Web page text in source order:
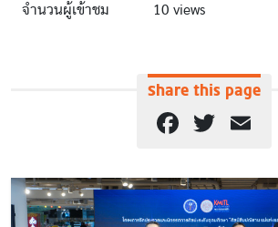
จำนวนผู้เข้าชม
10 views
Share this page
Facebook
Twitter